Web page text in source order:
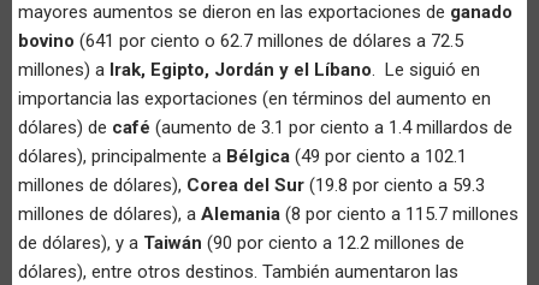
mayores aumentos se dieron en las exportaciones de ganado
bovino (641 por ciento o 62.7 millones de dólares a 72.5
millones) a Irak, Egipto, Jordán y el Líbano. Le siguió en
importancia las exportaciones (en términos del aumento en
dólares) de café (aumento de 3.1 por ciento a 1.4 millardos de
dólares), principalmente a Bélgica (49 por ciento a 102.1
millones de dólares), Corea del Sur (19.8 por ciento a 59.3
millones de dólares), a Alemania (8 por ciento a 115.7 millones
de dólares), y a Taiwán (90 por ciento a 12.2 millones de
dólares), entre otros destinos. También aumentaron las